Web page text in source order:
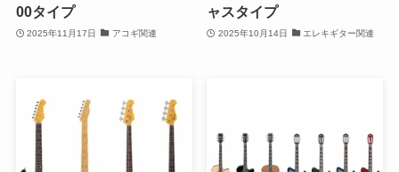
00タイプ
2025年11月17日 アコギ関連
ャスタイプ
2025年10月14日 エレキギター関連